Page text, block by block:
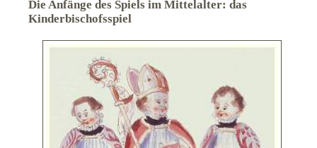
Die Anfänge des Spiels im Mittelalter: das
Kinderbischofsspiel